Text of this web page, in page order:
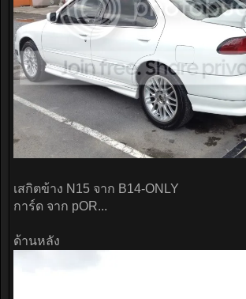
เสกิตข้าง N15 จาก B14-ONLY
การ์ด จาก pOR...
ด้านหลัง